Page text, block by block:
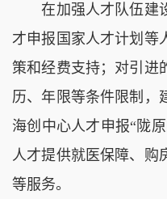
在加强人才队伍建设
才申报国家人才计划等
策和经费支持；对引进
历、年限等条件限制，
海创中心人才申报“陇
人才提供就医保障、购
等服务。